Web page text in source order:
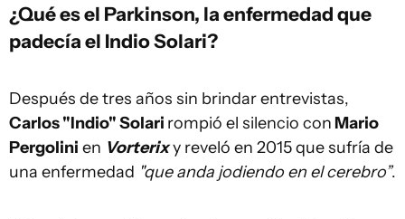
¿Qué es el Parkinson, la enfermedad que
padecía el Indio Solari?
Después de tres años sin brindar entrevistas,
Carlos "Indio" Solari rompió el silencio con Mario
Pergolini en Vorterixy reveló en 2015 que sufría de
una enfermedad "que anda jodiendo en el cerebro”.